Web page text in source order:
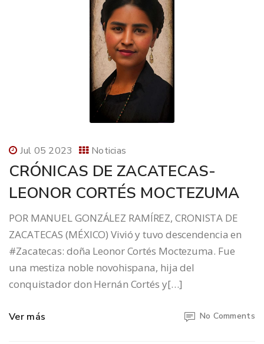
Jul 05 2023 Noticias
CRÓNICAS DE ZACATECAS-
LEONOR CORTÉS MOCTEZUMA
POR MANUEL GONZÁLEZ RAMÍREZ, CRONISTA DE
ZACATECAS (MÉXICO) Vivió y tuvo descendencia en
#Zacatecas: doña Leonor Cortés Moctezuma. Fue
una mestiza noble novohispana, hija del
conquistador don Hernán Cortés y[…]
Ver más No Comments